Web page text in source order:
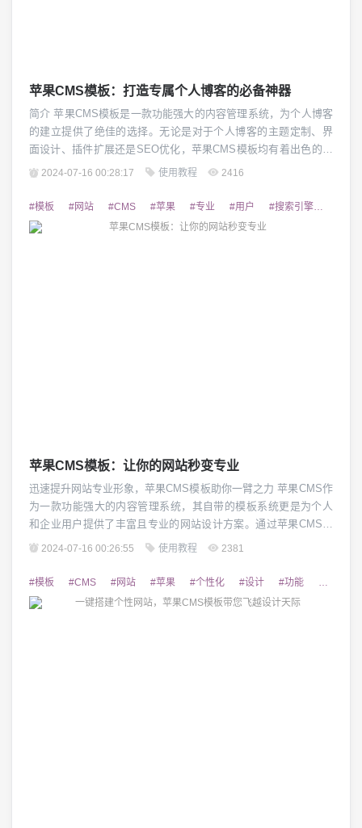
苹果CMS模板：打造专属个人博客的必备神器
简介 苹果CMS模板是一款功能强大的内容管理系统，为个人博客
的建立提供了绝佳的选择。无论是对于个人博客的主题定制、界
面设计、插件扩展还是SEO优化，苹果CMS模板均有着出色的表
现。本文将为您介绍苹果CMS模板的各项特点以及如何使用它来
多样的界面设计风格，满足了各种不同风格的个人博客需求。您
可以选择自己喜欢的模板风格，并根...
2024-07-16 00:28:17 使用教程 2416
#模板 #网站 #CMS #苹果 #专业 #用户 #搜索引擎
苹果CMS模板：让你的网站秒变专业
迅速提升网站专业形象，苹果CMS模板助你一臂之力 苹果CMS作
为一款功能强大的内容管理系统，其自带的模板系统更是为个人
和企业用户提供了丰富且专业的网站设计方案。通过苹果CMS模
板，你可以轻松打造出一个令人惊艳、专业化的网站，让你的品
拥有众多精美的模板样式，涵盖了各行业的设计风格，无论你是
个人博客还是企业网站，都能够找到...
2024-07-16 00:26:55 使用教程 2381
#模板 #CMS #网站 #苹果 #个性化 #设计 #功能 #SEO